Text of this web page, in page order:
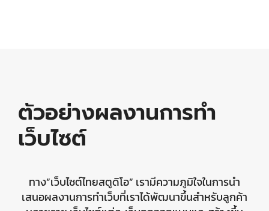
ตัวอย่างผลงานการทำ
เว็บไซต์
ทาง”เว็บไซต์ไทยสตูดิโอ” เรามีความภูมิใจในการนำ
เสนอผลงานการทำเว็บที่เราได้พัฒนาขึ้นสำหรับลูกค้า